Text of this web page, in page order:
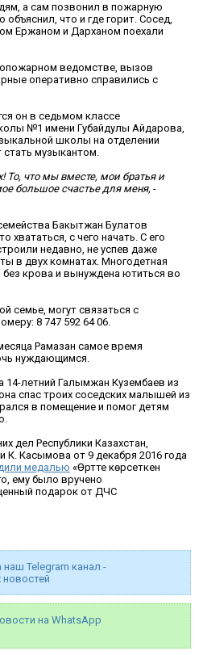
а сам позвонил в пожарную
объяснил, что и где горит. Сосед,
Ержаном и Дарханом поехали
ведомстве, вызов
оперативно справились с
он в седьмом классе
№1 имени Губайдулы Айдарова,
школы на отделении
стать музыкантом.
То, что мы вместе, мои братья и
большое счастье для меня, -
Бакытжан Булатов
хвататься, с чего начать. С его
недавно, не успев даже
в двух комнатах. Многодетная
без крова и вынуждена ютиться во
семье, могут связаться с
8 747 592 64 06.
Рамазан самое время
нуждающимся.
14-летний Галымжан Кузембаев из
спас троих соседских малышей из
в помещение и помог детям
дел Республики Казахстан,
К. Касымова от 9 декабря 2016 года
медалью «Өртте көрсеткен
ему было вручено
подарок от ДЧС
Telegram канал -
новостей
на WhatsApp